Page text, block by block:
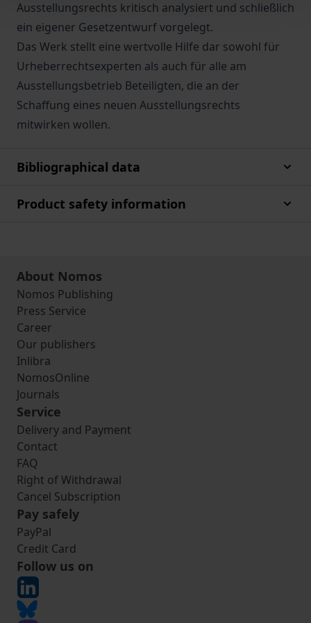
Ausstellungsrechts kritisch analysiert und schließlich
ein eigener Gesetzentwurf vorgelegt.
Das Werk stellt eine wertvolle Hilfe dar sowohl für
Urheberrechtsexperten als auch für alle am
Ausstellungsbetrieb Beteiligten, die an der
Schaffung eines neuen Ausstellungsrechts
mitwirken wollen.
Bibliographical data
Product safety information
About Nomos
Nomos Publishing
Press Service
Career
Our publishers
Inlibra
NomosOnline
Journals
Service
Delivery and Payment
Contact
FAQ
Right of Withdrawal
Cancel Subscription
Pay safely
PayPal
Credit Card
Follow us on